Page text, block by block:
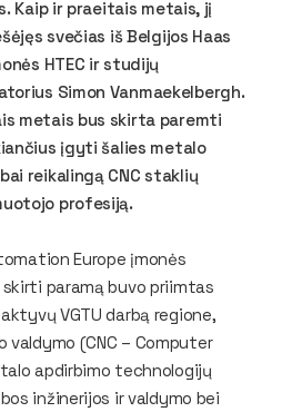
Kaip ir praeitais metais, jį
svečias iš Belgijos Haas
HTEC ir studijų
Simon Vanmaekelbergh.
metais bus skirta paremti
įgyti šalies metalo
reikalingą CNC staklių
profesiją.
Europe įmonės
paramą buvo priimtas
VGTU darbą regione,
(CNC – Computer
apdirbimo technologijų
inžinerijos ir valdymo bei